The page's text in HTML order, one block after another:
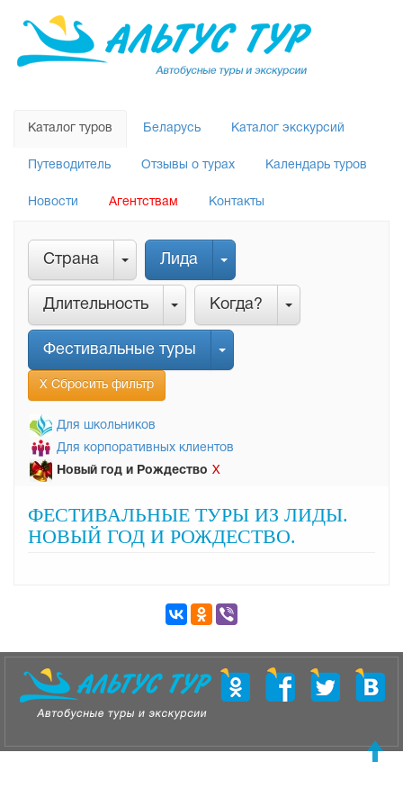
Каталог туров Беларусь Каталог экскурсий
Путеводитель Отзывы о турах Календарь туров
Новости Агентствам Контакты
Страна Лида
Длительность Когда?
Фестивальные туры
Х Сбросить фильтр
Для школьников
Для корпоративных клиентов
Новый год и Рождество
Х
ФЕСТИВАЛЬНЫЕ ТУРЫ ИЗ ЛИДЫ.
НОВЫЙ ГОД И РОЖДЕСТВО.